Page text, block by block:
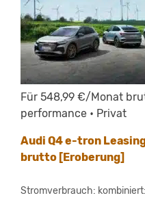
Für 548,99 €/Monat
performance • Privat
Audi Q4 e-tron
brutto [Eroberung]
Stromverbrauch: